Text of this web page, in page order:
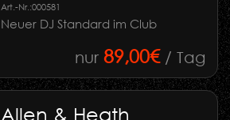
Neuer DJ Standard im Club
Art.-Nr.:000581
nur 89,00€/ Tag
Allen & Heath